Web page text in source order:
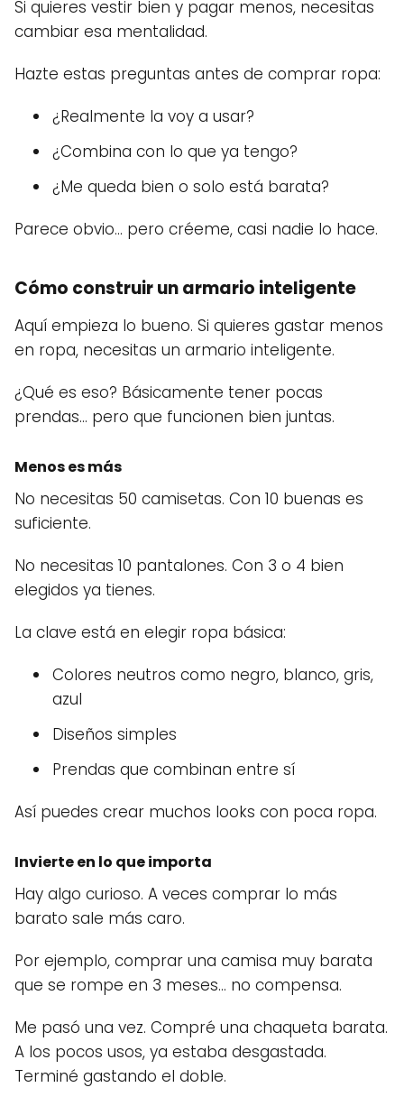
Si quieres vestir bien y pagar menos, necesitas
cambiar esa mentalidad.
Hazte estas preguntas antes de comprar ropa:
¿Realmente la voy a usar?
¿Combina con lo que ya tengo?
¿Me queda bien o solo está barata?
Parece obvio… pero créeme, casi nadie lo hace.
Cómo construir un armario inteligente
Aquí empieza lo bueno. Si quieres gastar menos
en ropa, necesitas un armario inteligente.
¿Qué es eso? Básicamente tener pocas
prendas… pero que funcionen bien juntas.
Menos es más
No necesitas 50 camisetas. Con 10 buenas es
suficiente.
No necesitas 10 pantalones. Con 3 o 4 bien
elegidos ya tienes.
La clave está en elegir ropa básica:
Colores neutros como negro, blanco, gris,
azul
Diseños simples
Prendas que combinan entre sí
Así puedes crear muchos looks con poca ropa.
Invierte en lo que importa
Hay algo curioso. A veces comprar lo más
barato sale más caro.
Por ejemplo, comprar una camisa muy barata
que se rompe en 3 meses… no compensa.
Me pasó una vez. Compré una chaqueta barata.
A los pocos usos, ya estaba desgastada.
Terminé gastando el doble.